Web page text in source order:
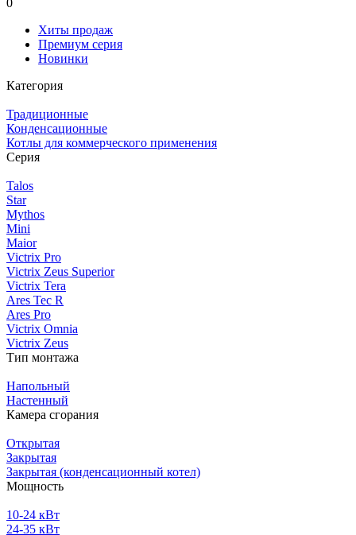
0
Хиты продаж
Премиум серия
Новинки
Категория
Традиционные
Конденсационные
Котлы для коммерческого применения
Серия
Talos
Star
Mythos
Mini
Maior
Victrix Pro
Victrix Zeus Superior
Victrix Tera
Ares Tec R
Ares Pro
Victrix Omnia
Victrix Zeus
Тип монтажа
Напольный
Настенный
Камера сгорания
Открытая
Закрытая
Закрытая (конденсационный котел)
Мощность
10-24 кВт
24-35 кВт